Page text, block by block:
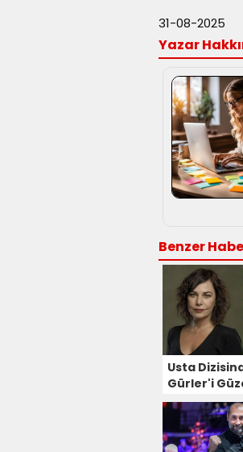
31-08-2025
Yazar
Benzer
Usta
Gürler'i
Buse Meral